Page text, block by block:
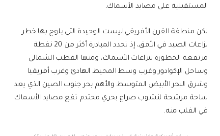
المستقبلية على مصايد الأسماك.
لكن منطقة القرن الأفريقي ليست الوحيدة التي يلوح بها خطر
نزاعات الصيد في الأفق، إذ تحدد المبادرة أكثر من 20 نقطة
مرتفعة الخطورة لنزاعات الأسماك، ومنها القطب الشمالي
وساحل الإكوادور وغرب وسط المحيط الهادئ وغرب أفريقيا
وشرق البحر الأبيض المتوسط والأهم بحر جنوب الصين الذي يعد
ساحة مرشحة لنشوب صراع بحري محتدم تقع مصايد الأسماك
في القلب منه.